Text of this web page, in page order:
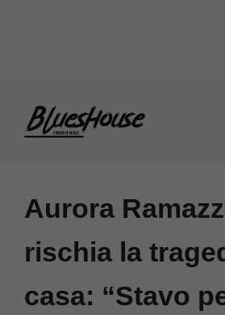
Aurora
rischia la
casa: “Stavo